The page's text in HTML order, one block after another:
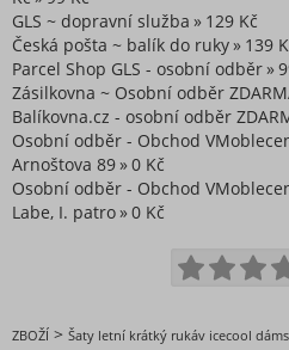
GLS ~ dopravní služba
129 Kč
Česká pošta ~ balík do ruky
139
Parcel Shop GLS - osobní odběr
Zásilkovna ~ Osobní odběr
Balíkovna.cz - osobní odběr
Osobní odběr - Obchod
Arnoštova 89
0 Kč
Osobní odběr - Obchod
Labe, I. patro
0 Kč
ZBOŽÍ > Šaty letní krátký rukáv icecool